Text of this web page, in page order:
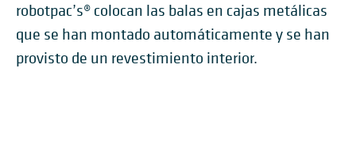
robotpac’s® colocan las balas en cajas metálicas
que se han montado automáticamente y se han
provisto de un revestimiento interior.